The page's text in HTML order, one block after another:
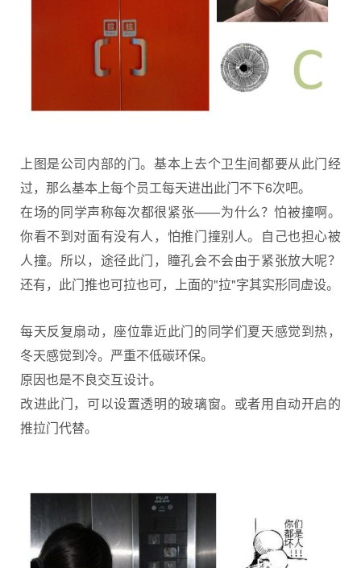
上图是公司内部的门。基本上去个卫生间都要从此门经
过，那么基本上每个员工每天进出此门不下6次吧。
在场的同学声称每次都很紧张——为什么？怕被撞啊。
你看不到对面有没有人，怕推门撞别人。自己也担心被
人撞。所以，途径此门，瞳孔会不会由于紧张放大呢？
还有，此门推也可拉也可，上面的"拉"字其实形同虚设。
每天反复扇动，座位靠近此门的同学们夏天感觉到热，
冬天感觉到冷。严重不低碳环保。
原因也是不良交互设计。
改进此门，可以设置透明的玻璃窗。或者用自动开启的
推拉门代替。